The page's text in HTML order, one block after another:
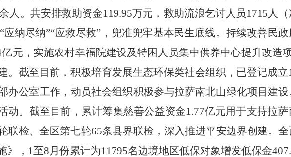
人。 共安排救助资金119.95万元，救助流浪乞讨人员1715人
应纳尽纳”“应救尽救” ，兜准兜牢基本民生底线。 持续改善民
元，实施农村幸福院建设及特困人员集中供养中心提升改造项
。 截至目前，积极培育发展生态环保类社会组织，已登记成
办公室工作，动员社会组织积极参与拉萨南北山绿化项目建
动。截至目前，累计筹集慈善公益资金1.77亿元用于支持拉萨
联检、全区第七轮65条县界联检，深入推进平安边界创建。
，1至8月份累计为11795名边境地区低保对象增发低保金